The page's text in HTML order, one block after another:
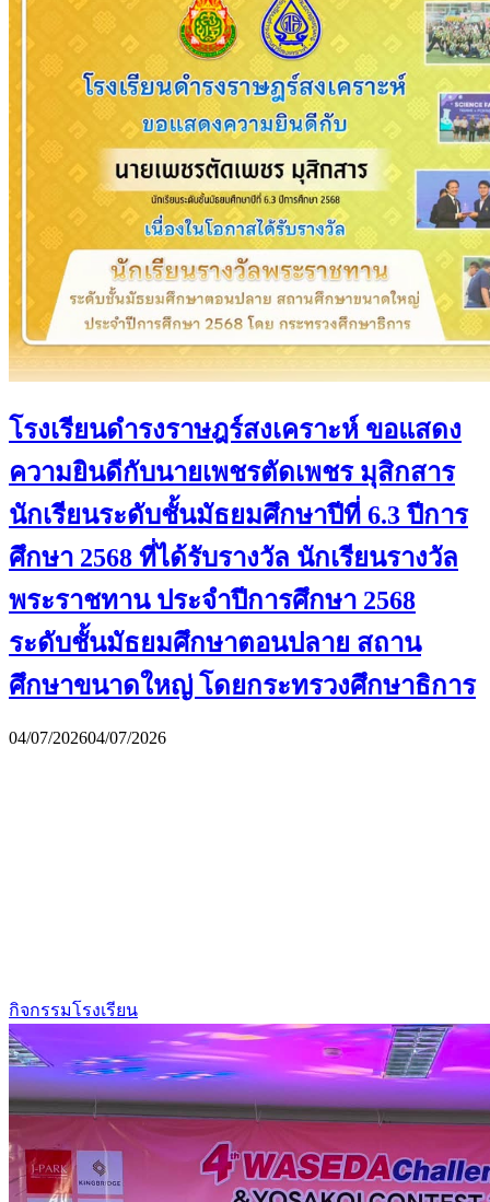
โรงเรียนดำรงราษฎร์สงเคราะห์ ขอแสดง
ความยินดีกับนายเพชรตัดเพชร มุสิกสาร
นักเรียนระดับชั้นมัธยมศึกษาปีที่ 6.3 ปีการ
ศึกษา 2568 ที่ได้รับรางวัล นักเรียนรางวัล
พระราชทาน ประจำปีการศึกษา 2568
ระดับชั้นมัธยมศึกษาตอนปลาย สถาน
ศึกษาขนาดใหญ่ โดยกระทรวงศึกษาธิการ
04/07/202604/07/2026
กิจกรรมโรงเรียน